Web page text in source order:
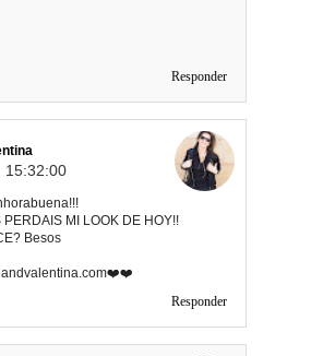
Responder
15:32:00
MI LOOK DE HOY!!
Besos
Responder